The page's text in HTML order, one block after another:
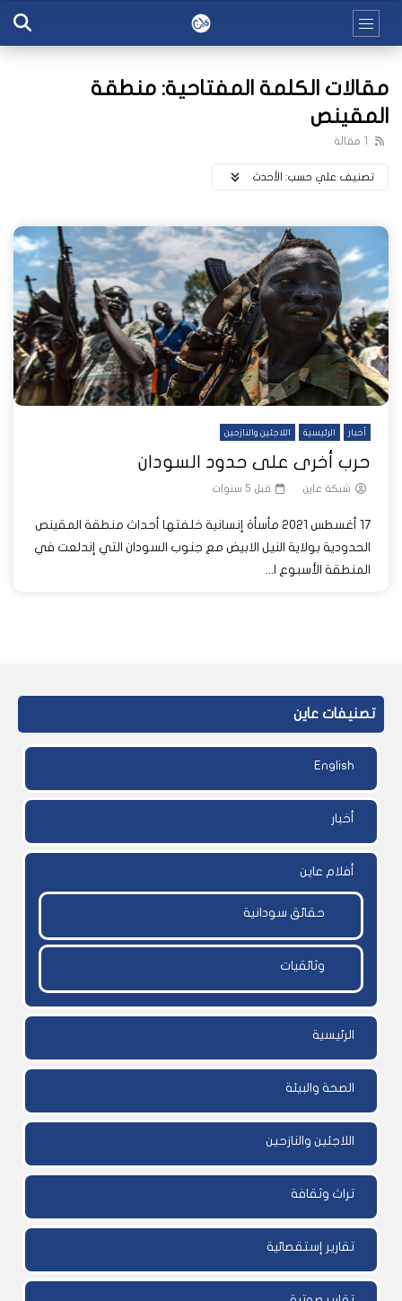
مقالات الكلمة المفتاحية: منطقة
المقينص
1 مقالة
تصنيف علي حسب: اﻷحدث
أخبار الرئيسية اللاجئين والنازحين
حرب أخرى على حدود السودان
شبكة عاين قبل 5 سنوات
17 أغسطس 2021 مأسأة إنسانية خلفتها أحداث منطقة المقينص
الحدودية بولاية النيل الابيض مع جنوب السودان التي إندلعت في
المنطقة الأسبوع ا...
تصنيفات عاين
English
أخبار
أفلام عاين
حقائق سودانية
وثائقيات
الرئيسية
الصحة والبيئة
اللاجئين والنازحين
تراث وثقافة
تقارير إستقصائية